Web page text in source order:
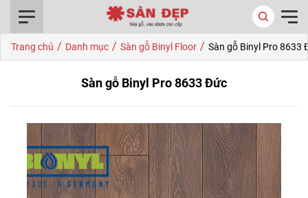
Trang chủ / Danh mục / Sàn gỗ Binyl Floor / Sàn gỗ Binyl Pro 8633
Sàn gỗ Binyl Pro 8633 Đức